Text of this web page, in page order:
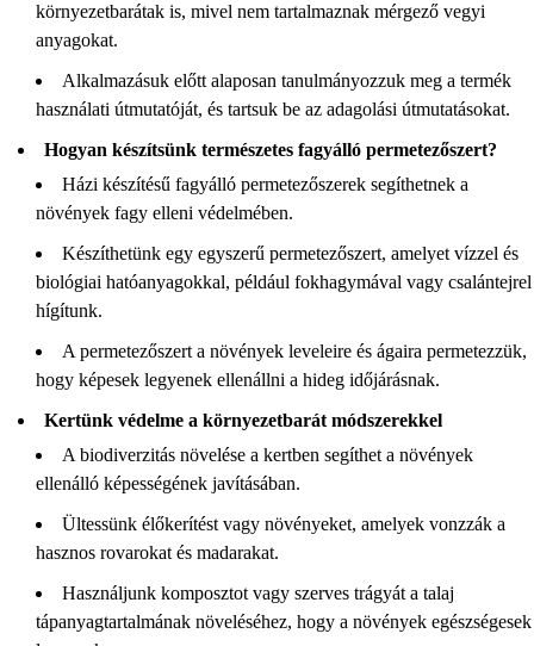
környezetbarátak is, mivel nem tartalmaznak mérgező vegyi
anyagokat.
Alkalmazásuk előtt alaposan tanulmányozzuk meg a termék
használati útmutatóját, és tartsuk be az adagolási útmutatásokat.
Hogyan készítsünk természetes fagyálló permetezőszert?
Házi készítésű fagyálló permetezőszerek segíthetnek a
növények fagy elleni védelmében.
Készíthetünk egy egyszerű permetezőszert, amelyet vízzel és
biológiai hatóanyagokkal, például fokhagymával vagy csalántejrel
hígítunk.
A permetezőszert a növények leveleire és ágaira permetezzük,
hogy képesek legyenek ellenállni a hideg időjárásnak.
Kertünk védelme a környezetbarát módszerekkel
A biodiverzitás növelése a kertben segíthet a növények
ellenálló képességének javításában.
Ültessünk élőkerítést vagy növényeket, amelyek vonzzák a
hasznos rovarokat és madarakat.
Használjunk komposztot vagy szerves trágyát a talaj
tápanyagtartalmának növeléséhez, hogy a növények egészségesek